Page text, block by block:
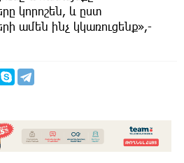
կորոշեն, և ըստ
ամեն ինչ կկառուցենք»,-